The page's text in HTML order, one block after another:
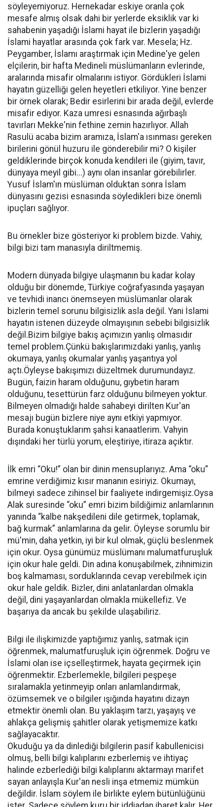
söyleyemiyoruz. Hernekadar eskiye oranla çok
mesafe almış olsak dahi bir yerlerde eksiklik var ki
sahabenin yaşadığı İslami hayat ile bizlerin yaşadığı
İslami hayatlar arasında çok fark var. Mesela; Hz.
Peygamber, İslamı araştırmak için Medine'ye gelen
elçilerin, bir hafta Medineli müslümanların evlerinde,
aralarında misafir olmalarını istiyor. Gördükleri İslami
hayatın güzelliği gelen heyetleri etkiliyor. Yine benzer
bir örnek olarak; Bedir esirlerini bir arada değil, evlerde
misafir ediyor. Kaza umresi esnasında ağırbaşlı
tavırları Mekke'nin fethine zemin hazırlıyor. Allah
Rasulü acaba bizim aramıza, İslam'a ısınması gereken
birilerini gönül huzuru ile gönderebilir mi? O kişiler
geldiklerinde birçok konuda kendileri ile (giyim, tavır,
dünyaya meyil gibi...) aynı olan insanlar görebilirler.
Yusuf İslam'ın müslüman olduktan sonra İslam
dünyasını gezisi esnasında söyledikleri bize önemli
ipuçları sağlıyor.
Bu örnekler bize gösteriyor ki problem bizde. Vahiy,
bilgi bizi tam manasıyla diriltmemiş.
Modern dünyada bilgiye ulaşmanın bu kadar kolay
olduğu bir dönemde, Türkiye coğrafyasında yaşayan
ve tevhidi inancı önemseyen müslümanlar olarak
bizlerin temel sorunu bilgisizlik asla değil. Yani İslami
hayatın istenen düzeyde olmayışının sebebi bilgisizlik
değil.Bizim bilgiye bakış açımızın yanlış olmasıdır
temel problem.Çünkü bakışlarımızdaki yanlış, yanlış
okumaya, yanlış okumalar yanlış yaşantıya yol
açtı.Öyleyse bakışımızı düzeltmek durumundayız.
Bugün, faizin haram olduğunu, gıybetin haram
olduğunu, tesettürün farz olduğunu bilmeyen yoktur.
Bilmeyen olmadığı halde sahabeyi dirilten Kur'an
mesajı bugün bizlere niye aynı etkiyi yapmıyor.
Burada konuştuklarım şahsi kanaatlerim. Vahyin
dışındaki her türlü yorum, eleştiriye, itiraza açıktır.
İlk emri “Oku!” olan bir dinin mensuplarıyız. Ama “oku”
emrine verdiğimiz kısır mananın esiriyiz. Okumayı,
bilmeyi sadece zihinsel bir faaliyete indirgemişiz.Oysa
Alak suresinde “oku” emri bizim bildiğimiz anlamlarının
yanında “kalbe nakşedileni dile getirmek, toplamak,
bağ kurmak” anlamlarına da gelir. Öyleyse sorumlu bir
mü'min, daha yetkin, iyi bir kul olmak, güçlü beslenmek
için okur. Oysa günümüz müslümanı malumatfuruşluk
için okur hale geldi. Din adına konuşabilmek, zihnimizin
boş kalmaması, sorduklarında cevap verebilmek için
okur hale geldik. Bizler, dini anlatanlardan olmakla
değil, dini yaşayanlardan olmakla mükellefiz. Ve
başarıya da ancak bu şekilde ulaşabiliriz.
Bilgi ile ilişkimizde yaptığımız yanlış, satmak için
öğrenmek, malumatfuruşluk için öğrenmek. Doğru ve
İslami olan ise içselleştirmek, hayata geçirmek için
öğrenmektir. Ezberlemekle, bilgileri peşpeşe
sıralamakla yetinmeyip onları anlamlandırmak,
özümsemek ve o bilgiler ışığında hayatını dizayn
etmektir önemli olan. Bu yaklaşım tarzı, yaşayış ve
ahlakça gelişmiş şahitler olarak yetişmemize katkı
sağlayacaktır.
Okuduğu ya da dinlediği bilgilerin pasif kabullenicisi
olmuş, belli bilgi kalıplarını ezberlemiş ve ihtiyaç
halinde ezberlediği bilgi kalıplarını aktarmayı marifet
sayan anlayışla Kur'an nesli inşa etmemiz mümkün
değildir. İslam söylem ile birlikte eylem bütünlüğünü